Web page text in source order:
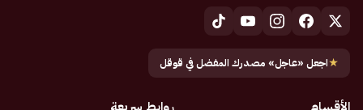
★اجعل «عاجل» مصدرك المفضل في قوقل
الأقسام روابط سريعة